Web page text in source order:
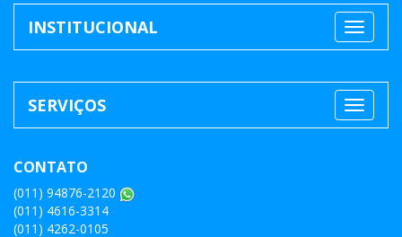
INSTITUCIONAL
SERVIÇOS
CONTATO
(011) 94876-2120
(011) 4616-3314
(011) 4262-0105